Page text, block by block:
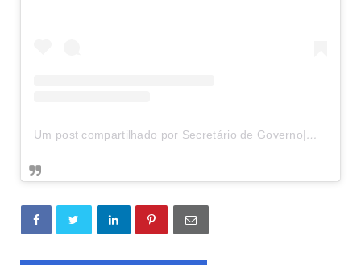
Um post compartilhado por Secretário de Governo|Movimento Mulheres que movem a Cidade (@vicenildooficial)